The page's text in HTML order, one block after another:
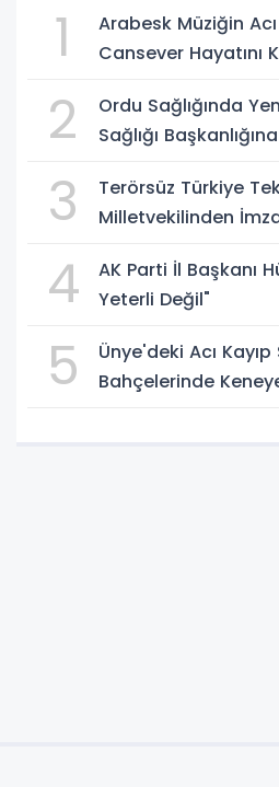
1
Arabesk Müziğin Acı
Cansever Hayatını
2
Ordu Sağlığında
Sağlığı
3
Terörsüz Türkiye
Milletvekilinden
4
AK Parti İl Başkanı
Yeterli Değil"
5
Ünye'deki Acı Kayıp
Bahçelerinde